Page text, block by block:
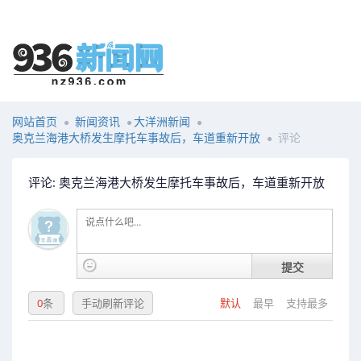
网站首页 新闻资讯
大洋洲新闻
奥克兰海港大桥发生摩托车事故后，车道重新开放
评论
评论: 奥克兰海港大桥发生摩托车事故后，车道重新开放
提交
默认 最早 支持最多
0条 手动刷新评论